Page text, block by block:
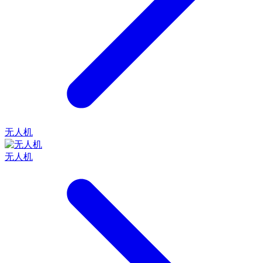
无人机
无人机